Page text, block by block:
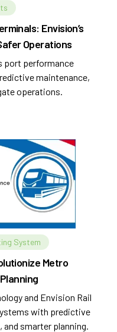
Envision’s
Operations
port performance
maintenance,
operations.
System
Metro
and Envision Rail
with predictive
smarter planning.